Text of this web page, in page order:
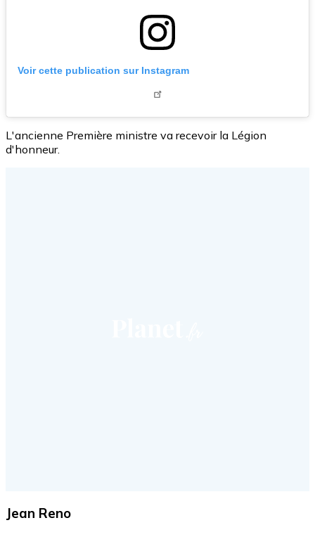
Voir cette publication sur Instagram
L'ancienne Première ministre va recevoir la Légion
d'honneur.
Jean Reno